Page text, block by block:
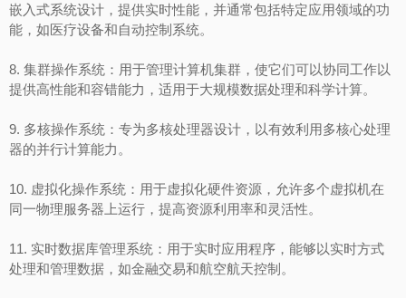
嵌入式系统设计，提供实时性能，并通常包括特定应用领域的功
能，如医疗设备和自动控制系统。
8. 集群操作系统：用于管理计算机集群，使它们可以协同工作以
提供高性能和容错能力，适用于大规模数据处理和科学计算。
9. 多核操作系统：专为多核处理器设计，以有效利用多核心处理
器的并行计算能力。
10. 虚拟化操作系统：用于虚拟化硬件资源，允许多个虚拟机在
同一物理服务器上运行，提高资源利用率和灵活性。
11. 实时数据库管理系统：用于实时应用程序，能够以实时方式
处理和管理数据，如金融交易和航空航天控制。